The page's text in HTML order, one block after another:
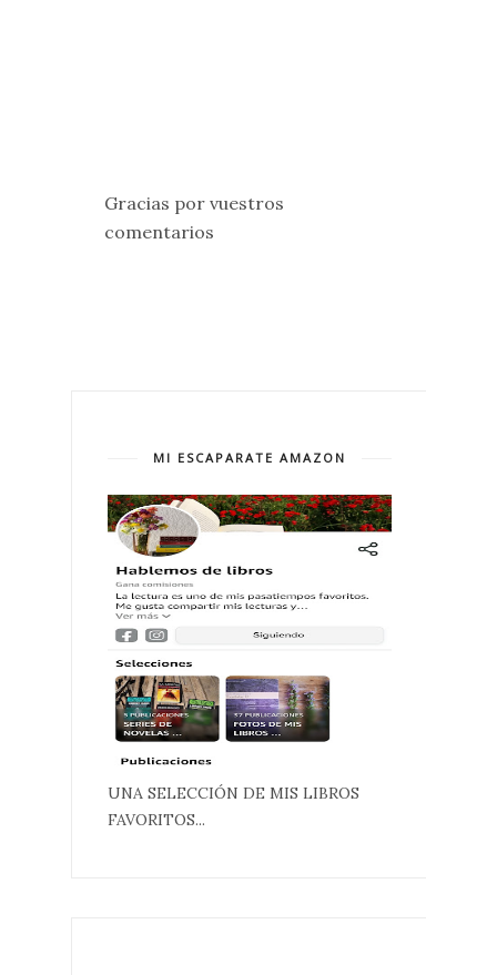
Gracias por vuestros
comentarios
MI ESCAPARATE AMAZON
UNA SELECCIÓN DE MIS LIBROS
FAVORITOS...